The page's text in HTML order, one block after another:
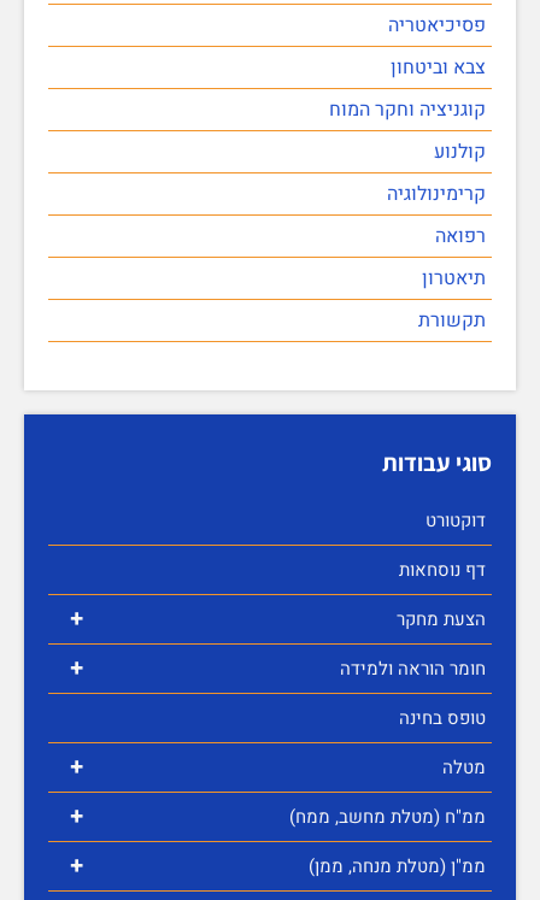
פסיכיאטריה
צבא וביטחון
קוגניציה וחקר המוח
קולנוע
קרימינולוגיה
רפואה
תיאטרון
תקשורת
סוגי עבודות
דוקטורט
דף נוסחאות
+ הצעת מחקר
+
חומר הוראה ולמידה
טופס בחינה
+ מטלה
+ ממ"ח (מטלת מחשב, ממח)
+
ממ"ן (מטלת מנחה, ממן)